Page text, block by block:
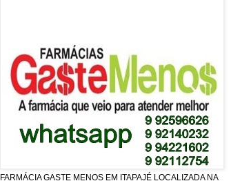
FARMÁCIA GASTE MENOS EM ITAPAJÉ LOCALIZADA NA